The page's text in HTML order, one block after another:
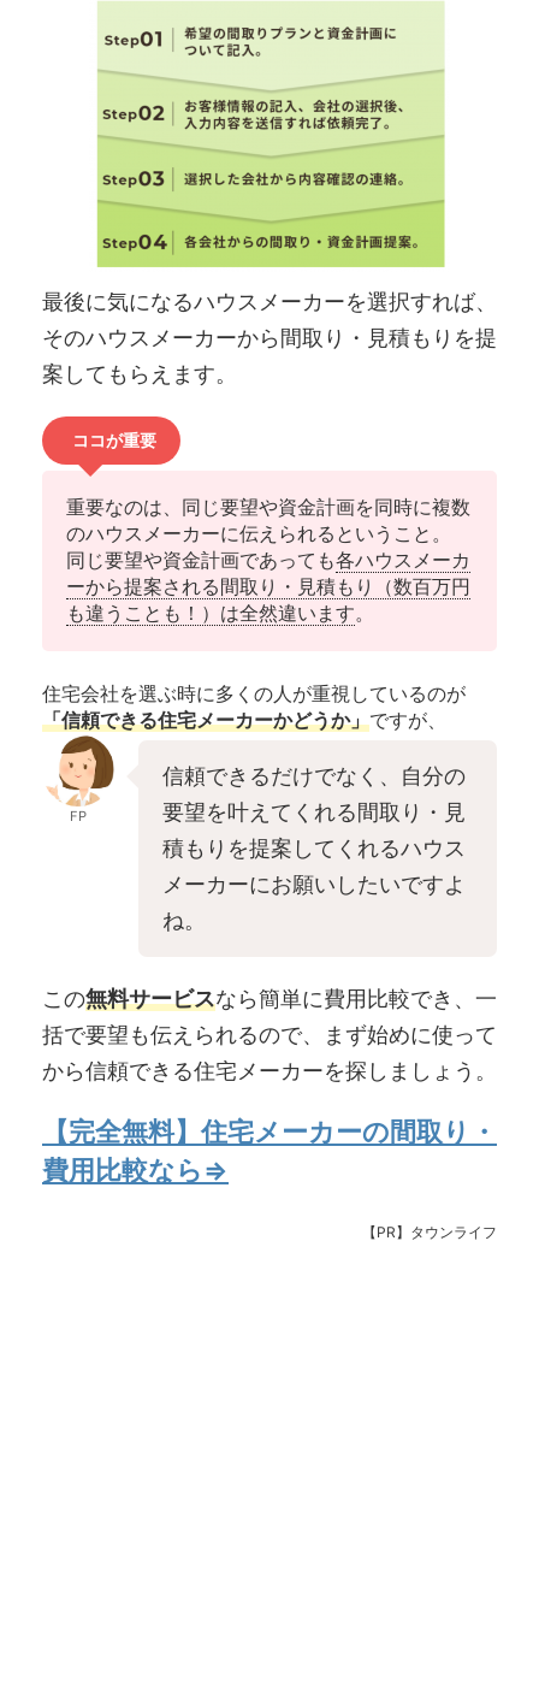
最後に気になるハウスメーカーを選択すれば、
そのハウスメーカーから間取り・見積もりを提
案してもらえます。
ココが重要
重要なのは、同じ要望や資金計画を同時に複数
のハウスメーカーに伝えられるということ。
同じ要望や資金計画であっても各ハウスメーカ
ーから提案される間取り・見積もり（数百万円
も違うことも！）は全然違います。
住宅会社を選ぶ時に多くの人が重視しているのが
「信頼できる住宅メーカーかどうか」ですが、
FP
信頼できるだけでなく、自分の
要望を叶えてくれる間取り・見
積もりを提案してくれるハウス
メーカーにお願いしたいですよ
ね。
この無料サービスなら簡単に費用比較でき、一
括で要望も伝えられるので、まず始めに使って
から信頼できる住宅メーカーを探しましょう。
【完全無料】住宅メーカーの間取り・
費用比較なら⇒
【PR】タウンライフ